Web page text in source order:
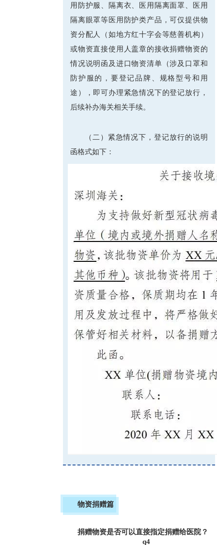
用防护服、隔离衣、医用隔离面罩、医用
隔离眼罩等医用防护类产品，可仅提供物
资分配人（如地方红十字会等慈善机构）
或物资直接使用人盖章的接收捐赠物资的
情况说明函及进口物资清单（涉及口罩和
防护服的，要登记品牌、规格型号和用
途），即可办理紧急情况下的登记放行，
后续补办海关相关手续。
（二）紧急情况下，登记放行的说明
函格式如下：
物资捐赠篇
q4
捐赠物资是否可以直接指定捐赠给医院？